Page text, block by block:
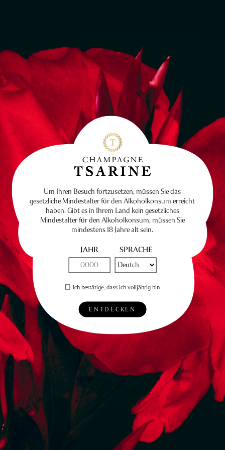
Um Ihren Besuch fortzusetzen, müssen Sie das
gesetzliche Mindestalter für den Alkoholkonsum erreicht
haben. Gibt es in Ihrem Land kein gesetzliches
Mindestalter für den Alkoholkonsum, müssen Sie
mindestens 18 Jahre alt sein.
JAHR SPRACHE
Ich bestätige, dass ich volljährig bin